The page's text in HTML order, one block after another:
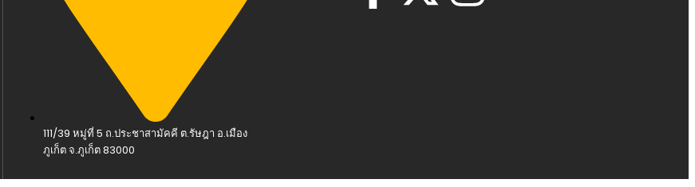
111/39 หมู่ที่ 5 ถ.ประชาสามัคคี ต.รัษฎา อ.เมือง
ภูเก็ต จ.ภูเก็ต 83000